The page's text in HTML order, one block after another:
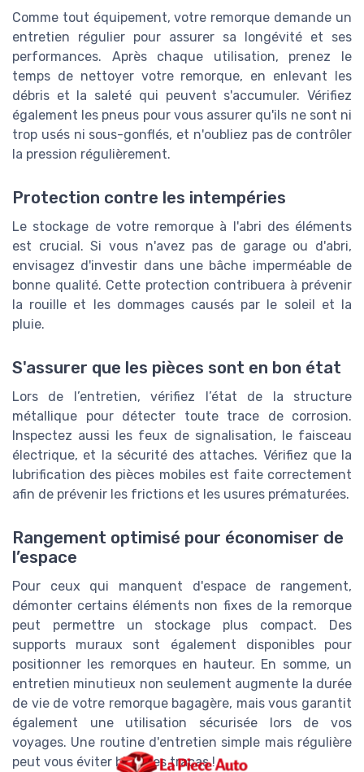
Comme tout équipement, votre remorque demande un
entretien régulier pour assurer sa longévité et ses
performances. Après chaque utilisation, prenez le
temps de nettoyer votre remorque, en enlevant les
débris et la saleté qui peuvent s'accumuler. Vérifiez
également les pneus pour vous assurer qu'ils ne sont ni
trop usés ni sous-gonflés, et n'oubliez pas de contrôler
la pression régulièrement.
Protection contre les intempéries
Le stockage de votre remorque à l'abri des éléments
est crucial. Si vous n'avez pas de garage ou d'abri,
envisagez d'investir dans une bâche imperméable de
bonne qualité. Cette protection contribuera à prévenir
la rouille et les dommages causés par le soleil et la
pluie.
S'assurer que les pièces sont en bon état
Lors de l’entretien, vérifiez l’état de la structure
métallique pour détecter toute trace de corrosion.
Inspectez aussi les feux de signalisation, le faisceau
électrique, et la sécurité des attaches. Vérifiez que la
lubrification des pièces mobiles est faite correctement
afin de prévenir les frictions et les usures prématurées.
Rangement optimisé pour économiser de
l’espace
Pour ceux qui manquent d'espace de rangement,
démonter certains éléments non fixes de la remorque
peut permettre un stockage plus compact. Des
supports muraux sont également disponibles pour
positionner les remorques en hauteur. En somme, un
entretien minutieux non seulement augmente la durée
de vie de votre remorque bagagère, mais vous garantit
également une utilisation sécurisée lors de vos
voyages. Une routine d'entretien simple mais régulière
peut vous éviter bien des tracas !